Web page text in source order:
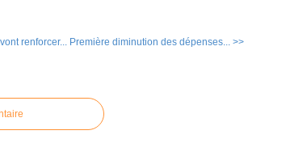
renforcer... Première diminution des dépenses... >>